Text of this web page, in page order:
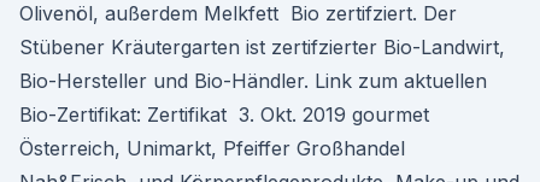
Olivenöl, außerdem Melkfett Bio zertifziert. Der
Stübener Kräutergarten ist zertifzierter Bio-Landwirt,
Bio-Hersteller und Bio-Händler. Link zum aktuellen
Bio-Zertifikat: Zertifikat 3. Okt. 2019 gourmet
Österreich, Unimarkt, Pfeiffer Großhandel